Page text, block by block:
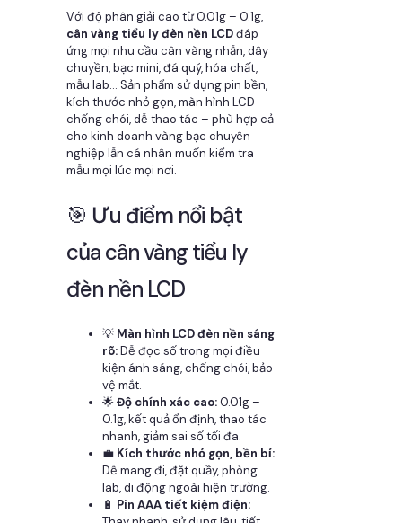
Với độ phân giải cao từ 0.01g – 0.1g,
cân vàng tiểu ly đèn nền LCDđáp
ứng mọi nhu cầu cân vàng nhẫn, dây
chuyền, bạc mini, đá quý, hóa chất,
mẫu lab… Sản phẩm sử dụng pin bền,
kích thước nhỏ gọn, màn hình LCD
chống chói, dễ thao tác – phù hợp cả
cho kinh doanh vàng bạc chuyên
nghiệp lẫn cá nhân muốn kiểm tra
mẫu mọi lúc mọi nơi.
🎯 Ưu điểm nổi bật
của cân vàng tiểu ly
đèn nền LCD
💡 Màn hình LCD đèn nền sáng
rõ:Dễ đọc số trong mọi điều
kiện ánh sáng, chống chói, bảo
vệ mắt.
🌟Độ chính xác cao:0.01g –
0.1g, kết quả ổn định, thao tác
nhanh, giảm sai số tối đa.
💼 Kích thước nhỏ gọn, bền bỉ:
Dễ mang đi, đặt quầy, phòng
lab, di động ngoài hiện trường.
🔋 Pin AAA tiết kiệm điện: